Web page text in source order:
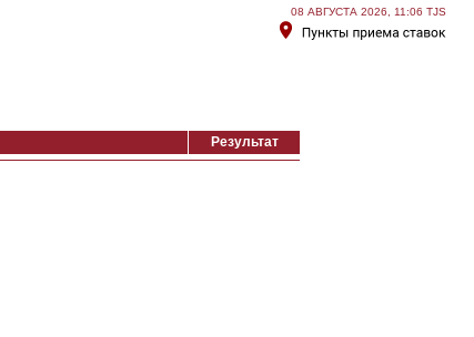
08 АВГУСТА 2026, 11:06 TJS
Результат